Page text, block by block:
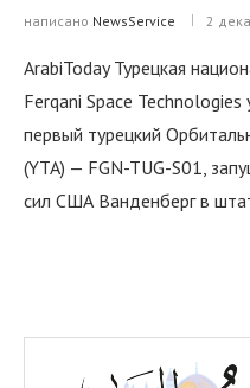
написано NewsService 2
ArabiToday Турецкая
Ferqani Space
первый турецкий
(YTA) — FGN-TUG-S01,
сил США Ванденберг в